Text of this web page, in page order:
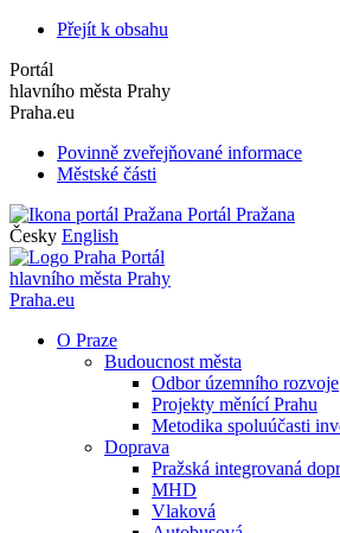
Přejít k obsahu
Portál
hlavního města Prahy
Praha.eu
Povinně zveřejňované informace
Městské části
Portál Pražana
Česky English
Portál
hlavního města Prahy
Praha.eu
O Praze
Budoucnost města
Odbor územního rozvoje
Projekty měnící Prahu
Metodika spoluúčasti
Doprava
Pražská integrovaná
MHD
Vlaková